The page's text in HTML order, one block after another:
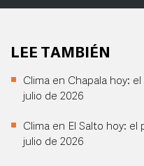
LEE TAMBIÉN
Clima en Chapala hoy:
julio de 2026
Clima en El Salto hoy:
julio de 2026